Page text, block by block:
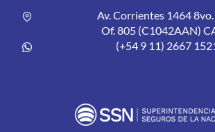
Av. Corrientes 1464
Of. 805 (C1042AAN)
(+54 9 11) 2667